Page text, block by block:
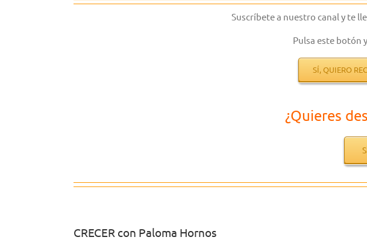
Suscríbete a nuestro canal y te
Pulsa este botón
SÍ, QUIERO
¿Quieres
CRECER con Paloma Hornos